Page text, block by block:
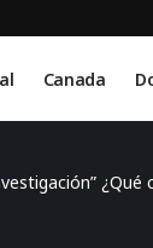
Canada